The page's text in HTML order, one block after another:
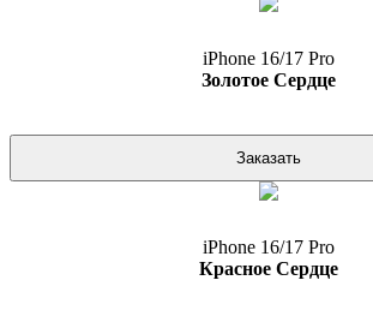
iPhone 16/17 Pro
Золотое Сердце
Заказать
iPhone 16/17 Pro
Красное Сердце